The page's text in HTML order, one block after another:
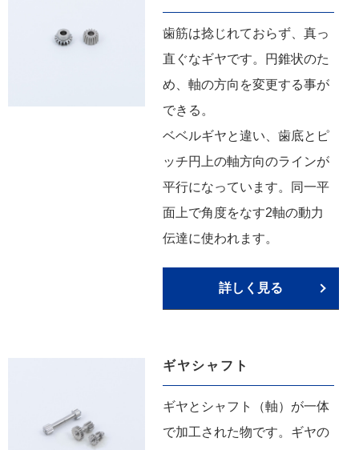
歯筋は捻じれておらず、真っ
直ぐなギヤです。円錐状のた
め、軸の方向を変更する事が
できる。
ベベルギヤと違い、歯底とピ
ッチ円上の軸方向のラインが
平行になっています。同一平
面上で角度をなす2軸の動力
伝達に使われます。
詳しく見る
ギヤシャフト
ギヤとシャフト（軸）が一体
で加工された物です。ギヤの